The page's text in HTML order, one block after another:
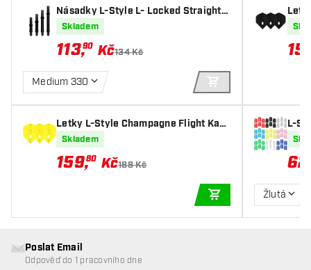
Násadky L-Style L- Locked Straight B
lack
Skladem
113,90 Kč134 Kč
Medium 330
PŘIDAT DO KOŠÍKU
Letky L-Style Champagne Flight Kam
i L3 Shape Yellow
Skladem
159,80 Kč188 Kč
PŘIDAT DO KOŠÍKU
L-
62
Žlutá
Poslat Email
Odpověď do 1 pracovního dne